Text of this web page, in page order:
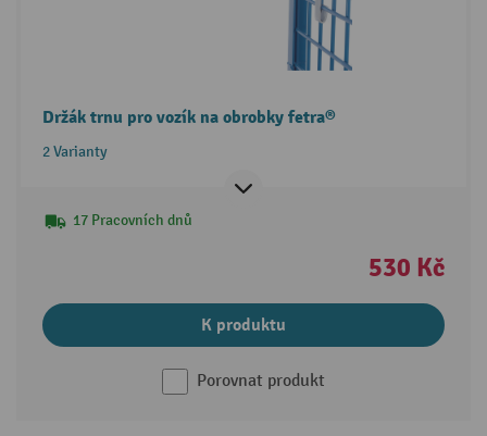
Držák trnu pro vozík na obrobky fetra®
2 Varianty
17 Pracovních dnů
530 Kč
K produktu
Porovnat produkt